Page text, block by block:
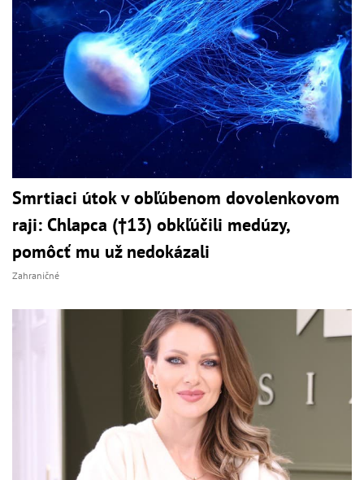
Smrtiaci útok v obľúbenom dovolenkovom
raji: Chlapca (†13) obkľúčili medúzy,
pomôcť mu už nedokázali
Zahraničné